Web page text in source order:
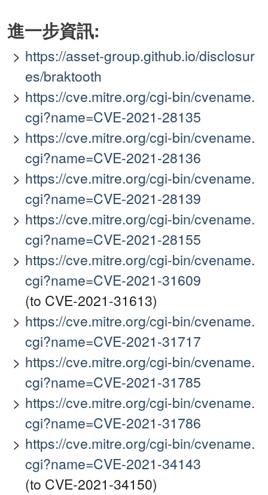
進一步資訊:
https://asset-group.github.io/disclosur
es/braktooth
https://cve.mitre.org/cgi-bin/cvename.
cgi?name=CVE-2021-28135
https://cve.mitre.org/cgi-bin/cvename.
cgi?name=CVE-2021-28136
https://cve.mitre.org/cgi-bin/cvename.
cgi?name=CVE-2021-28139
https://cve.mitre.org/cgi-bin/cvename.
cgi?name=CVE-2021-28155
https://cve.mitre.org/cgi-bin/cvename.
cgi?name=CVE-2021-31609
(to CVE-2021-31613)
https://cve.mitre.org/cgi-bin/cvename.
cgi?name=CVE-2021-31717
https://cve.mitre.org/cgi-bin/cvename.
cgi?name=CVE-2021-31785
https://cve.mitre.org/cgi-bin/cvename.
cgi?name=CVE-2021-31786
https://cve.mitre.org/cgi-bin/cvename.
cgi?name=CVE-2021-34143
(to CVE-2021-34150)